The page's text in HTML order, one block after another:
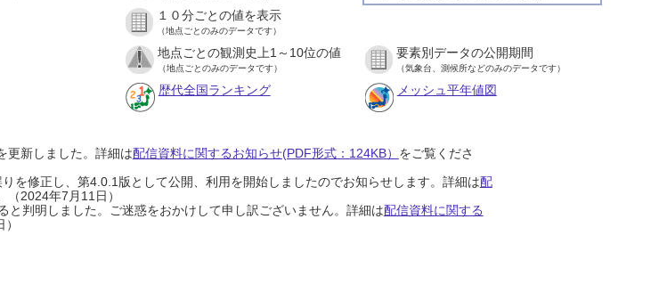
１０分ごとの値を表示
（地点ごとのみのデータです）
地点ごとの観測史上1～10位の値
（地点ごとのみのデータです）
要素別データの公開期間
（気象台、測候所などのみのデータです）
歴代全国ランキング メッシュ平年値図
更新しました。詳細は配信資料に関するお知らせ(PDF形式：124KB） をご覧くださ
を修正し、第4.0.1版として公開、利用を開始しましたのでお知らせします。詳細は配
（2024年7月11日）
判明しました。ご迷惑をおかけして申し訳ございません。詳細は配信資料に関する